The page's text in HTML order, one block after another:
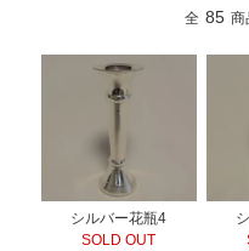
全 85 商
シルバー花瓶4
SOLD OUT